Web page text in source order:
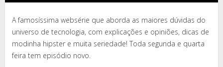
A famosíssima websérie que aborda as maiores dúvidas do
universo de tecnologia, com explicações e opiniões, dicas de
modinha hipster e muita seriedade! Toda segunda e quarta
feira tem episódio novo.